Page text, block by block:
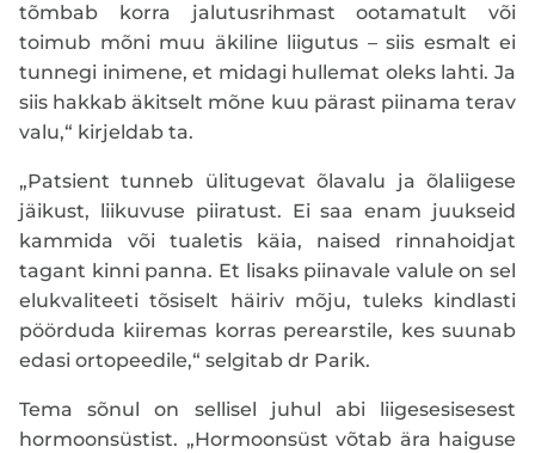
tõmbab korra jalutusrihmast ootamatult või
toimub mõni muu äkiline liigutus – siis esmalt ei
tunnegi inimene, et midagi hullemat oleks lahti. Ja
siis hakkab äkitselt mõne kuu pärast piinama terav
valu,“ kirjeldab ta.
„Patsient tunneb ülitugevat õlavalu ja õlaliigese
jäikust, liikuvuse piiratust. Ei saa enam juukseid
kammida või tualetis käia, naised rinnahoidjat
tagant kinni panna. Et lisaks piinavale valule on sel
elukvaliteeti tõsiselt häiriv mõju, tuleks kindlasti
pöörduda kiiremas korras perearstile, kes suunab
edasi ortopeedile,“ selgitab dr Parik.
Tema sõnul on sellisel juhul abi liigesesisesest
hormoonsüstist. „Hormoonsüst võtab ära haiguse